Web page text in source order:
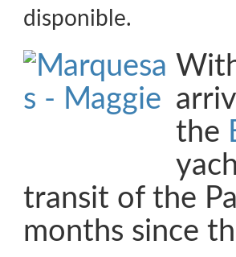
disponible.
the
transit of the
months since